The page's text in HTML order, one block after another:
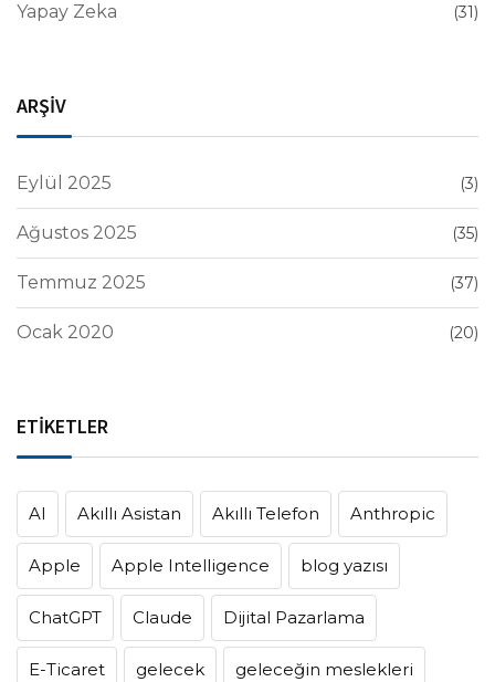
Yapay Zeka (31)
ARŞİV
Eylül 2025 (3)
Ağustos 2025 (35)
Temmuz 2025 (37)
Ocak 2020 (20)
ETİKETLER
AI Akıllı Asistan Akıllı Telefon Anthropic
Apple Apple Intelligence blog yazısı
ChatGPT Claude Dijital Pazarlama
E-Ticaret gelecek geleceğin meslekleri